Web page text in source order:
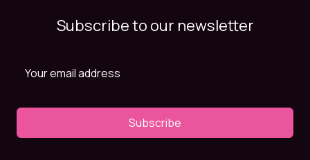
Subscribe to our newsletter
Subscribe